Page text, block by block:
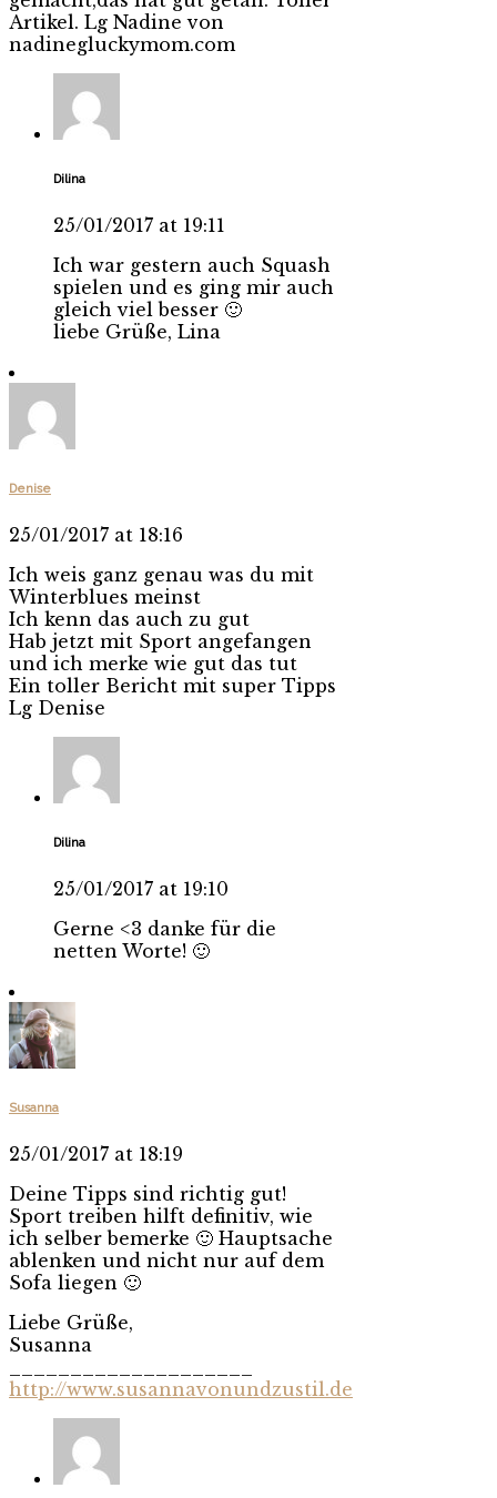
Artikel. Lg Nadine von
nadinegluckymom.com
Dilina
25/01/2017 at 19:11
Ich war gestern auch Squash
spielen und es ging mir auch
gleich viel besser 🙂
liebe Grüße, Lina
Denise
25/01/2017 at 18:16
Ich weis ganz genau was du mit
Winterblues meinst
Ich kenn das auch zu gut
Hab jetzt mit Sport angefangen
und ich merke wie gut das tut
Ein toller Bericht mit super Tipps
Lg Denise
Dilina
25/01/2017 at 19:10
Gerne <3 danke für die
netten Worte! 🙂
Susanna
25/01/2017 at 18:19
Deine Tipps sind richtig gut!
Sport treiben hilft definitiv, wie
ich selber bemerke 🙂 Hauptsache
ablenken und nicht nur auf dem
Sofa liegen 🙂
Liebe Grüße,
Susanna
http://www.susannavonundzustil.de